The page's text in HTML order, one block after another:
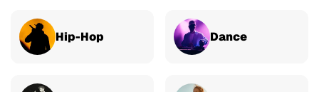
Hip-Hop Dance